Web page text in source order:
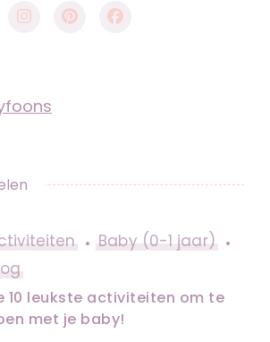
Baby (0-1 jaar)
10 leukste activiteiten om te
met je baby!